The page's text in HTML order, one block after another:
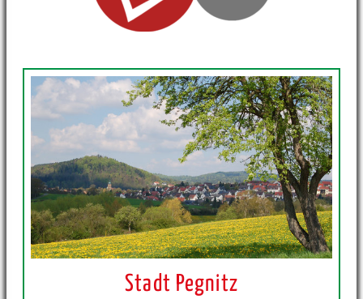
Stadt Pegnitz